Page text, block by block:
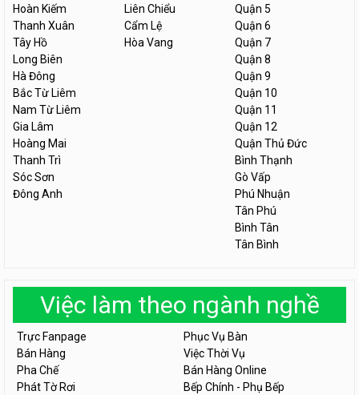
Hoàn Kiếm
Thanh Xuân
Tây Hồ
Long Biên
Hà Đông
Bắc Từ Liêm
Nam Từ Liêm
Gia Lâm
Hoàng Mai
Thanh Trì
Sóc Sơn
Đông Anh
Liên Chiểu
Cẩm Lệ
Hòa Vang
Quận 5
Quận 6
Quận 7
Quận 8
Quận 9
Quận 10
Quận 11
Quận 12
Quận Thủ Đức
Bình Thạnh
Gò Vấp
Phú Nhuận
Tân Phú
Bình Tân
Tân Bình
Việc làm theo ngành nghề
Trực Fanpage
Phục Vụ Bàn
Bán Hàng
Việc Thời Vụ
Pha Chế
Bán Hàng Online
Phát Tờ Rơi
Bếp Chính - Phụ Bếp